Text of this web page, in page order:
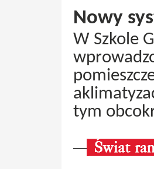
Nowy
W Szkole
tym